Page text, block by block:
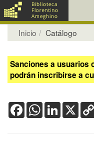
Inicio Catálogo
Sanciones a usuarios
podrán inscribirse a
FacebookWhatsApp
LinkedIn
X